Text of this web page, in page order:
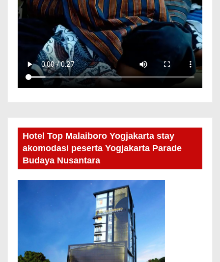
Hotel Top Malaiboro Yogjakarta stay
akomodasi peserta Yogjakarta Parade
Budaya Nusantara